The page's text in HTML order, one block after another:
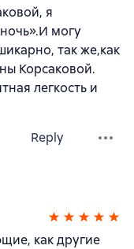
я
могу
так же,как
Корсаковой.
легкость и
Reply
как другие